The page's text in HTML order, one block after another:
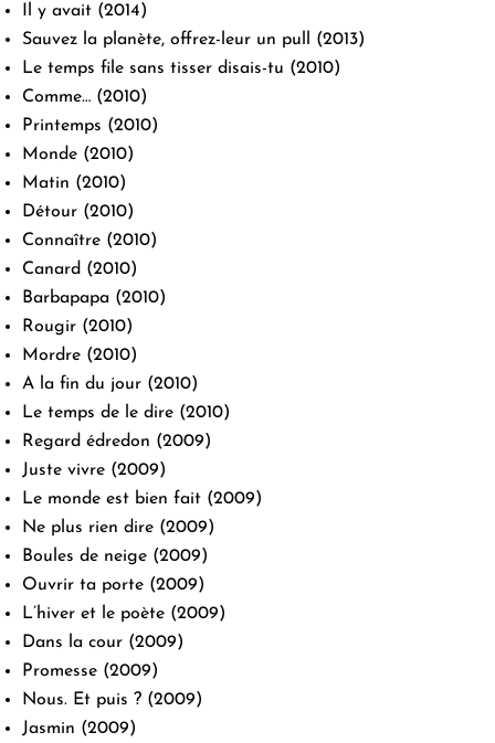
Il y avait (2014)
Sauvez la planète, offrez-leur un pull
(2013)
Le temps file sans tisser disais-tu (2010)
Comme… (2010)
Printemps (2010)
Monde (2010)
Matin (2010)
Détour (2010)
Connaître (2010)
Canard (2010)
Barbapapa (2010)
Rougir (2010)
Mordre (2010)
A la fin du jour (2010)
Le temps de le dire (2010)
Regard édredon (2009)
Juste vivre (2009)
Le monde est bien fait (2009)
Ne plus rien dire (2009)
Boules de neige (2009)
Ouvrir ta porte (2009)
L’hiver et le poète (2009)
Dans la cour (2009)
Promesse (2009)
Nous. Et puis ? (2009)
Jasmin (2009)